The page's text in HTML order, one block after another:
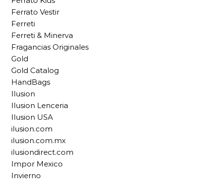
Ferrato Vestir
Ferreti
Ferreti & Minerva
Fragancias Originales
Gold
Gold Catalog
HandBags
Ilusion
Ilusion Lenceria
Ilusion USA
ilusion.com
ilusion.com.mx
ilusiondirect.com
Impor Mexico
Invierno